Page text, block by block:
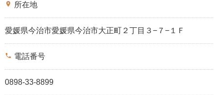
place 所在地
愛媛県今治市愛媛県今治市大正町２丁目３−７−１Ｆ
phone 電話番号
0898-33-8899